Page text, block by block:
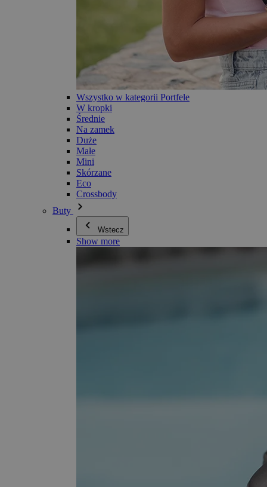
Wszystko w kategorii Portfele
W kropki
Średnie
Na zamek
Duże
Małe
Mini
Skórzane
Eco
Crossbody
Buty
Wstecz
Show more